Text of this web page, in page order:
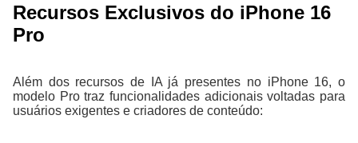
Recursos Exclusivos do iPhone 16
Pro
Além dos recursos de IA já presentes no iPhone 16, o
modelo Pro traz funcionalidades adicionais voltadas para
usuários exigentes e criadores de conteúdo: